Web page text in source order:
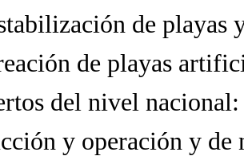
de playas
de playas
del nivel nacional:
y operación y de